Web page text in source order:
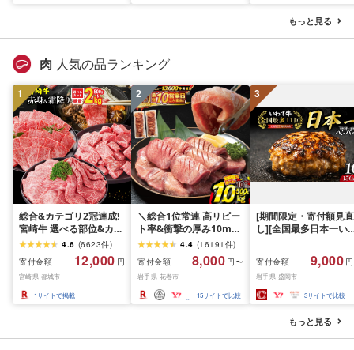
もっと見る
肉 人気の品ランキング
1
総合&カテゴリ2冠達成!
宮崎牛 選べる部位&カッ
ト (赤身&霜降り)or(赤身
のみ) 500g 1kg 2kg[発
送時期が選べる] 牛肉 焼
肉 すき焼き しゃぶしゃ
ぶ ステーキ ギフト お中
4.6 (6623件)
寄付金額
12,000 円
宮崎県 都城市
1サイトで掲載
2
＼総合1位常連 高リピー
ト率&衝撃の厚み10mm
厚切り牛タン 塩味/ ≪ス
ピード発送!!10営業日以
内発送≫ 選べる内容量
500g / 1kg 定期便 毎月
届く 牛肉 肉 BBQ ふるさ
と 人気 ランキング 岩手
4.4 (16191 件)
寄付金額
8,000 円〜
岩手県 花巻市
15サイトで比較
3
[期間限定・寄付額見直
し][全国最多日本一い
1.5kg(150g×10個) い
て牛 × 岩中豚 ハンバー
グ 合挽き 合い挽き 黒
和牛 人気 冷凍 個包装
分け 冷凍 牛肉 豚肉 和
ビーフ ポーク はんば
ぐ 挽肉 お肉 ミンチ 肉
お弁当 hannba-gu ラ
寄付金額 9,000
岩手県 盛岡市
3サイトで比較
もっと見る